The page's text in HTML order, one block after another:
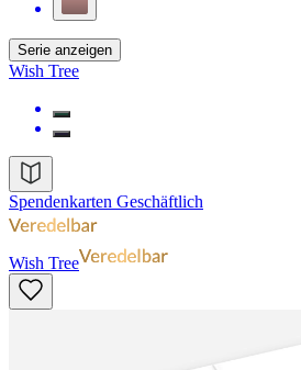
Serie anzeigen
Wish Tree
Spendenkarten Geschäftlich
Wish Tree